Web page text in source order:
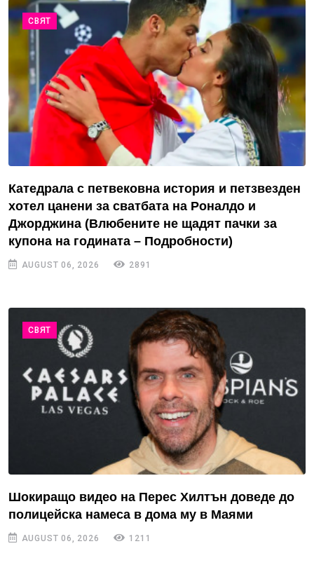
СВЯТ
Катедрала с петвековна история и петзвезден
хотел цанени за сватбата на Роналдо и
Джорджина (Влюбените не щадят пачки за
купона на годината – Подробности)
AUGUST 06, 2026 2891
СВЯТ
Шокиращо видео на Перес Хилтън доведе до
полицейска намеса в дома му в Маями
AUGUST 06, 2026 1211